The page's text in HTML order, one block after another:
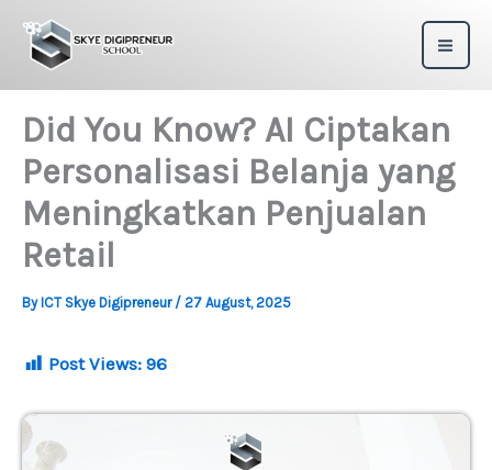
content
Did You Know? AI Ciptakan
Personalisasi Belanja yang
Meningkatkan Penjualan
Retail
By ICT Skye Digipreneur / 27 August, 2025
Post Views: 96